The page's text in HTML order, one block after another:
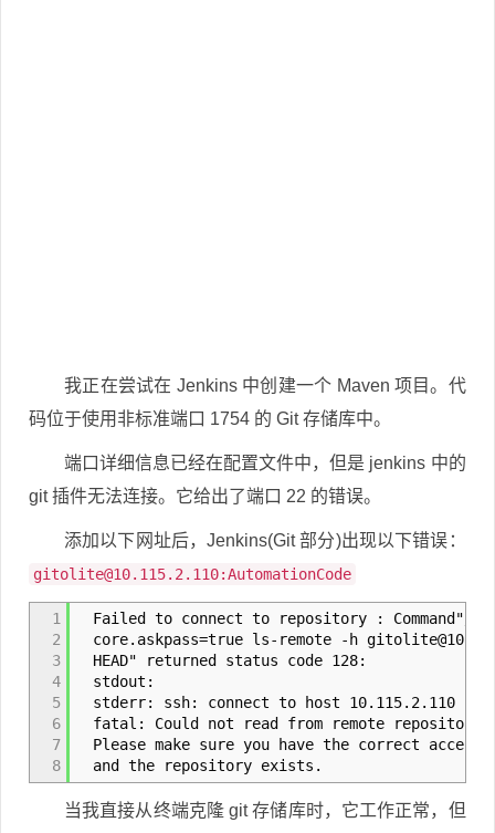
我正在尝试在 Jenkins 中创建一个 Maven 项目。代
码位于使用非标准端口 1754 的 Git 存储库中。
端口详细信息已经在配置文件中，但是 jenkins 中的
git 插件无法连接。它给出了端口 22 的错误。
添加以下网址后，Jenkins(Git 部分)出现以下错误：
gitolite@10.115.2.110:AutomationCode
1
2
3
4
5
6
7
8
Failed to connect to repository : Command"/
core.askpass=true ls-remote -h
HEAD" returned status code 128:
stdout:
stderr: ssh: connect to host 10.115.2.110
fatal: Could not read from remote repository.
Please make sure you have the correct access
and the repository exists.
当我直接从终端克隆 git 存储库时，它工作正常，但